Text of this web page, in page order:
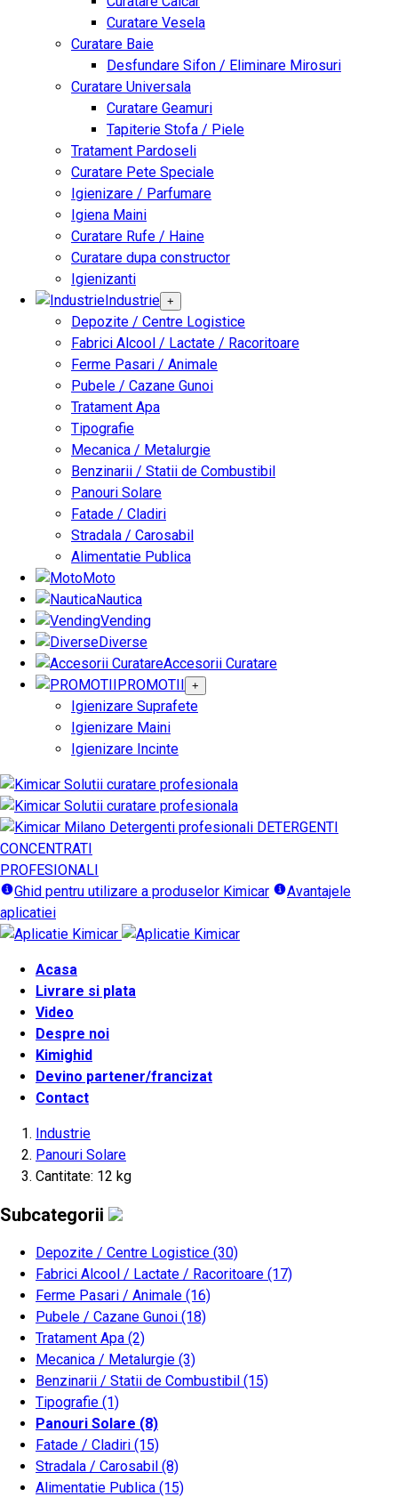
Curatare Vesela
Curatare Baie
Desfundare Sifon / Eliminare Mirosuri
Curatare Universala
Curatare Geamuri
Tapiterie Stofa / Piele
Tratament Pardoseli
Curatare Pete Speciale
Igienizare / Parfumare
Igiena Maini
Curatare Rufe / Haine
Curatare dupa constructor
Igienizanti
Industrie +
Depozite / Centre Logistice
Fabrici Alcool / Lactate / Racoritoare
Ferme Pasari / Animale
Pubele / Cazane Gunoi
Tratament Apa
Tipografie
Mecanica / Metalurgie
Benzinarii / Statii de Combustibil
Panouri Solare
Fatade / Cladiri
Stradala / Carosabil
Alimentatie Publica
Moto
Nautica
Vending
Diverse
Accesorii Curatare
PROMOTII +
Igienizare Suprafete
Igienizare Maini
Igienizare Incinte
DETERGENTI
CONCENTRATI
PROFESIONALI
Ghid pentru utilizare a produselor Kimicar
Avantajele
aplicatiei
Acasa
Livrare si plata
Video
Despre noi
Kimighid
Devino partener/francizat
Contact
Industrie
Panouri Solare
Cantitate: 12 kg
Subcategorii
Depozite / Centre Logistice (30)
Fabrici Alcool / Lactate / Racoritoare (17)
Ferme Pasari / Animale (16)
Pubele / Cazane Gunoi (18)
Tratament Apa (2)
Mecanica / Metalurgie (3)
Benzinarii / Statii de Combustibil (15)
Tipografie (1)
Panouri Solare (8)
Fatade / Cladiri (15)
Stradala / Carosabil (8)
Alimentatie Publica (15)